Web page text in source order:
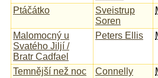
Ptáčátko
Sveistrup
Soren
Malomocný u
Svatého Jiljí /
Bratr Cadfael
Peters Ellis
Temnější než noc
Connelly